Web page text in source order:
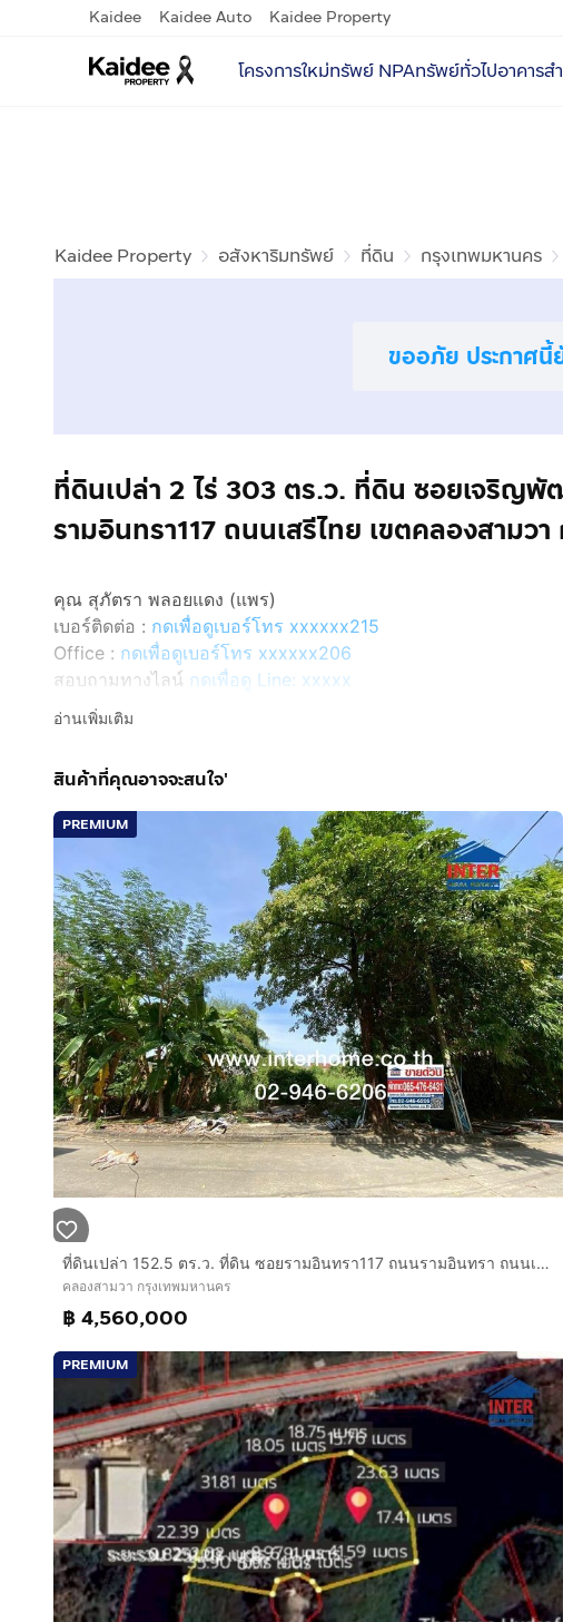
Kaidee Kaidee Auto Kaidee Property
โครงการใหม่ทรัพย์ NPAทรัพย์ทั่วไปอาคารส
Kaidee Property อสังหาริมทรัพย์ ที่ดิน กรุงเทพมหานคร
ขออภัย ประกาศนี้
ที่ดินเปล่า 2 ไร่ 303 ตร.ว. ที่ดิน ซอยเจริญ
รามอินทรา117 ถนนเสรีไทย เขตคลองสามว
คุณ สุภัตรา พลอยแดง (แพร)
เบอร์ติดต่อ : กดเพื่อดูเบอร์โทร xxxxxx215
Office : กดเพื่อดูเบอร์โทร xxxxxx206
สอบถามทางไลน์ กดเพื่อดู Line: xxxxx
Line ID: @interhome
ขนาด 2 ไร่303 ตร.ว.
ที่ตั้ง : ที่ดิน ซอยเจริญพัฒนา (ซอยรามอินทรา117) ถ.เสรีไทย เขต
รายละเอียด
ใกล้แฟชั่นไอส์แลนด์ สวนสยาม บิ๊กซี ตลาดมีนบุรี โรงพยาบาลนพ
ขายที่ดินเปล่า ซอยเจริญพัฒนา (ซอยรามอินทรา117) ถนนรามอิน
ที่ดินเปล่าถมแล้ว 70% เหมาะสร้างที่อยู่อาศัย, โครงการหมู่บ้าน,
ศุภาลัยพรีโม่ โครงการพฤกษาทาวน์ พรีเว่ ติดถนนสาธารณะทั้ง
หน้าโครงการโซลวานี รามอินทรา ทำเลดีทะลุถนนพระยาสุเรนทร์
ทำเลดี สถานที่ใกล้เคียง :
ใกล้แฟชั่นไอส์แลนด์ สวนสยาม บิ๊กซี ตลาดมีนบุรี โรงพยาบาลนพ
การเดินทางเข้า-ออกสะดวกสบาย :
ถนนหทัยราษฎร์ ถนนปัญญารามอินทรา ถนนสุวินทวงศ์ ถนนพระยา
ใกล้สถานีรถไฟฟ้าสายสีชมพู สถานีบางชัน
บริษัท อินเตอร์โฮม เรียลตี้ เอสเตท จำกัด
Interhome Realty Estate
www.interhome.co.th
โทร.กดเพื่อดูเบอร์โทร xxxxxx206
https://www.interhome.co.th/
อ่านเพิ่มเติม
สินค้าที่คุณอาจจะสนใจ'
PREMIUM
ที่ดินเปล่า 152.5 ตร.ว. ที่ดิน ซอยรามอินทรา117 ถนนรามอินทรา ถนนเจริญพัฒนา เขตคลองสามวา กรุงเทพมหานคร
คลองสามวา กรุงเทพมหานคร
฿ 4,560,000
PREMIUM